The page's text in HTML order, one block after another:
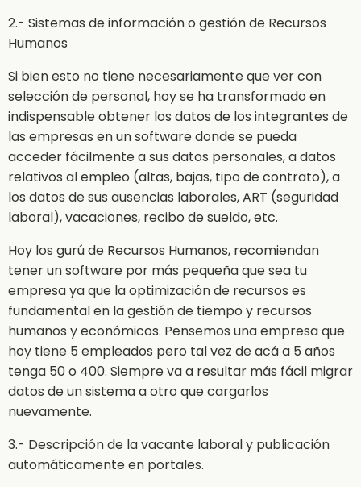
2.- Sistemas de información o gestión de Recursos
Humanos
Si bien esto no tiene necesariamente que ver con
selección de personal, hoy se ha transformado en
indispensable obtener los datos de los integrantes de
las empresas en un software donde se pueda
acceder fácilmente a sus datos personales, a datos
relativos al empleo (altas, bajas, tipo de contrato), a
los datos de sus ausencias laborales, ART (seguridad
laboral), vacaciones, recibo de sueldo, etc.
Hoy los gurú de Recursos Humanos, recomiendan
tener un software por más pequeña que sea tu
empresa ya que la optimización de recursos es
fundamental en la gestión de tiempo y recursos
humanos y económicos. Pensemos una empresa que
hoy tiene 5 empleados pero tal vez de acá a 5 años
tenga 50 o 400. Siempre va a resultar más fácil migrar
datos de un sistema a otro que cargarlos
nuevamente.
3.- Descripción de la vacante laboral y publicación
automáticamente en portales.